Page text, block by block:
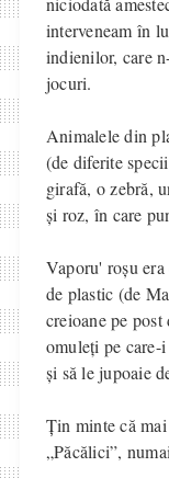
interveneam în
indienilor, care
jocuri.
Animalele din
(de diferite
girafă, o zebră,
și roz, în care
Vaporu' roșu
de plastic (de
creioane pe
omuleți pe care-
și să le jupoaie
Țin minte că
„Păcălici”,